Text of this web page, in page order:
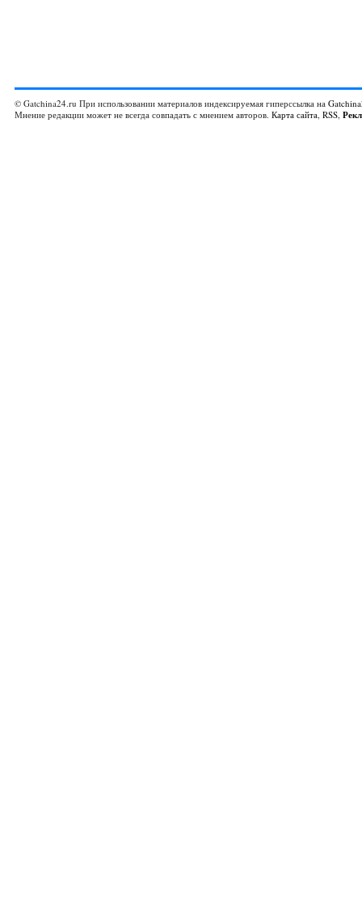
© Gatchina24.ru При использовании материалов индексируемая гиперссылка на
Мнение редакции может не всегда совпадать с мнением авторов. Карта сайта, RSS,